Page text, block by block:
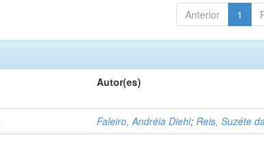
Anterior 1
Autor(es)
Faleiro, Andréia Diehl;Reis, Suzéte